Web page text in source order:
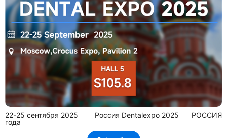
22-25 сентября 2025
года
Россия Dentalexpo 2025 РОССИЯ